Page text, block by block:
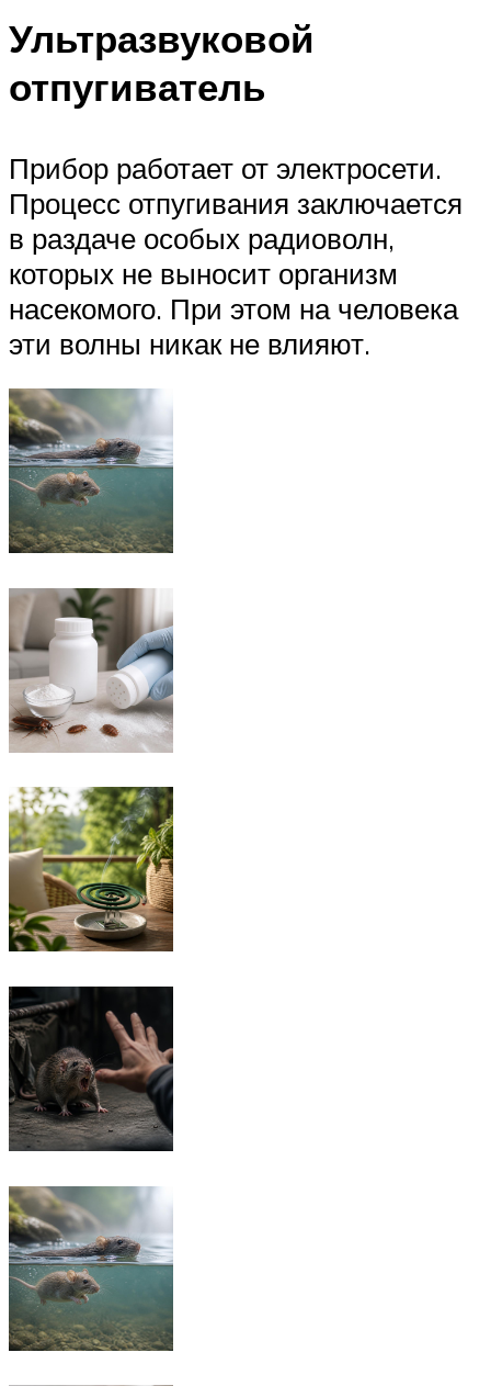
Ультразвуковой
отпугиватель
Прибор работает от электросети.
Процесс отпугивания заключается
в раздаче особых радиоволн,
которых не выносит организм
насекомого. При этом на человека
эти волны никак не влияют.